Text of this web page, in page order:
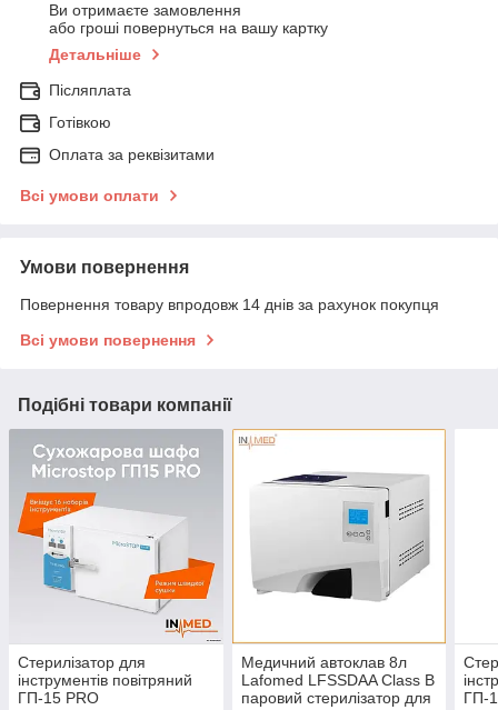
Ви отримаєте замовлення
або гроші повернуться на вашу картку
Детальніше
Післяплата
Готівкою
Оплата за реквізитами
Всі умови оплати
Умови повернення
Повернення товару впродовж 14 днів за рахунок покупця
Всі умови повернення
Подібні товари компанії
Стерилізатор для
інструментів повітряний
ГП-15 PRO
Медичний автоклав 8л
Lafomed LFSSDAA Class B
паровий стерилізатор для
ГП-